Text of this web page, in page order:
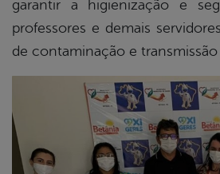
garantir a higienização e
professores e demais
de contaminação e transmissão